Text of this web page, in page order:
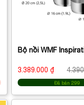
Bộ nồi WMF
3.389.000 ₫
Đã bán 299